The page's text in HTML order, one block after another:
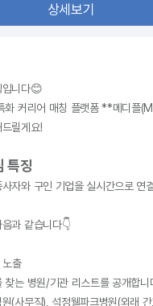
상세보기
입니다😊
화 커리어 매칭 플랫폼 **메디플
릴게요!
특징
자와 구인 기업을 실시간으로 연
과 같습니다👇
노출
찾는 병원/기관 리스트를 공개합니
(사무직), 석정웰파크병원(외래